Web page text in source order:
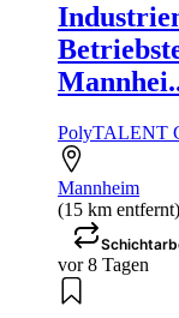
PolyTALENT
Mannheim
(15 km entfernt)
vor 8 Tagen